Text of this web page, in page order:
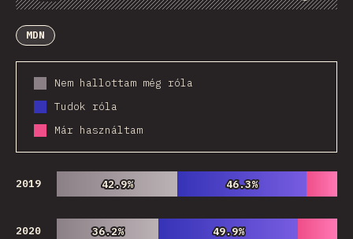
Diagramok Adatok MegosztásCustomize Data
Comments
MDN
Nem hallottam még róla
Tudok róla
Már használtam
2019 42.9%
42.9% 46.3%
46.3%
2020 36.2%
36.2% 49.9%
49.9%